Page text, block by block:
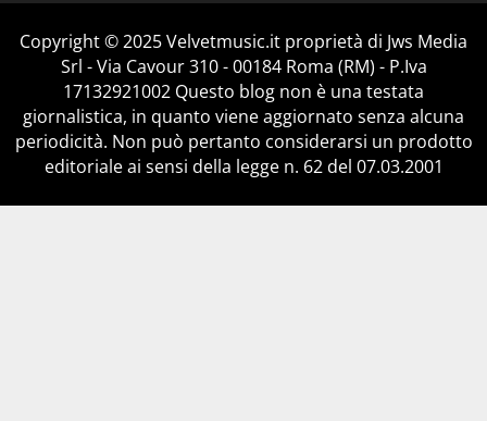
Copyright © 2025 Velvetmusic.it proprietà di Jws Media
Srl - Via Cavour 310 - 00184 Roma (RM) - P.Iva
17132921002 Questo blog non è una testata
giornalistica, in quanto viene aggiornato senza alcuna
periodicità. Non può pertanto considerarsi un prodotto
editoriale ai sensi della legge n. 62 del 07.03.2001